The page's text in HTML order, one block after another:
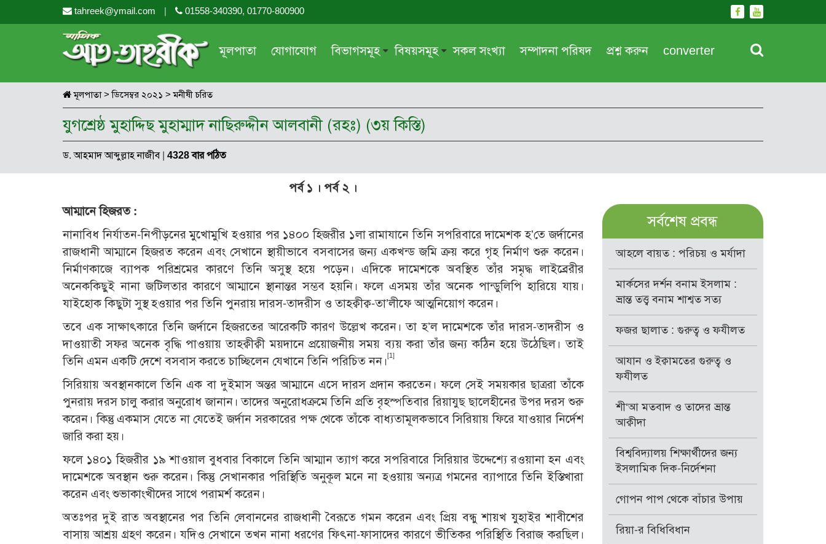
tahreek@ymail.com | 01558-340390, 01770-800900
মূলপাতা যোগাযোগ বিভাগসমূহ
দরসে কুরআন
সাময়িক প্রসঙ্গ
মহিলা অঙ্গন
আরও
বিষয়সমূহ
শিক্ষা ও সংস্কৃতি
তারবিয়াত
আরও
সকল সংখ্যা সম্পাদনা পরিষদ প্রশ্ন করুন converter
মূলপাতা> ডিসেম্বর ২০২১ > মনীষী চরিত
যুগশ্রেষ্ঠ মুহাদ্দিছ মুহাম্মাদ নাছিরুদ্দীন আলবানী (রহঃ) (৩য় কিস্তি)
ড. আহমাদ আব্দুল্লাহ নাজীব| 4328 বার পঠিত
পর্ব ১ । পর্ব ২ ।
আম্মানে হিজরত :
নানাবিধ নির্যাতন-নিপীড়নের মুখোমুখি হওয়ার পর ১৪০০ হিজরীর ১লা রামাযানে তিনি সপরিবারে দামেশক হ’তে জর্দানের
রাজধানী আম্মানে হিজরত করেন এবং সেখানে স্থায়ীভাবে বসবাসের জন্য একখন্ড জমি ক্রয় করে গৃহ নির্মাণ শুরু করেন।
নির্মাণকাজে ব্যাপক পরিশ্রমের কারণে তিনি অসুস্থ হয়ে পড়েন। এদিকে দামেশকে অবস্থিত তাঁর সমৃদ্ধ লাইব্রেরীর
অনেককিছুই নানা জটিলতার কারণে আম্মানে স্থানান্তর সম্ভব হয়নি। ফলে এসময় তাঁর অনেক পান্ডুলিপি হারিয়ে যায়।
যাইহোক কিছুটা সুস্থ হওয়ার পর তিনি পুনরায় দারস-তাদরীস ও তাহক্বীক্ব-তা’লীফে আত্মনিয়োগ করেন।
তবে এক সাক্ষাৎকারে তিনি জর্দানে হিজরতের আরেকটি কারণ উল্লেখ করেন। তা হ’ল দামেশকে তাঁর দারস-তাদরীস ও
দাওয়াতী সফর অনেক বৃদ্ধি পাওয়ায় তাহক্বীক্বী ময়দানে প্রয়োজনীয় সময় ব্যয় করা তাঁর জন্য কঠিন হয়ে উঠেছিল। তাই
তিনি এমন একটি দেশে বসবাস করতে চাচ্ছিলেন যেখানে তিনি পরিচিত নন।[1]
সিরিয়ায় অবস্থানকালে তিনি এক বা দুইমাস অন্তর আম্মানে এসে দারস প্রদান করতেন। ফলে সেই সময়কার ছাত্ররা তাঁকে
পুনরায় দরস চালু করার অনুরোধ জানান। তাদের অনুরোধক্রমে তিনি প্রতি বৃহস্পতিবার রিয়াযুছ ছালেহীনের উপর দরস শুরু
করেন। কিন্তু একমাস যেতে না যেতেই জর্দান সরকারের পক্ষ থেকে তাঁকে বাধ্যতামূলকভাবে সিরিয়ায় ফিরে যাওয়ার নির্দেশ
জারি করা হয়।
ফলে ১৪০১ হিজরীর ১৯ শাওয়াল বুধবার বিকালে তিনি আম্মান ত্যাগ করে সপরিবারে সিরিয়ার উদ্দেশ্যে রওয়ানা হন এবং
দামেশকে অবস্থান শুরু করেন। কিন্তু সেখানকার পরিস্থিতি অনুকূল মনে না হওয়ায় অন্যত্র গমনের ব্যাপারে তিনি ইস্তিখারা
করেন এবং শুভাকাংখীদের সাথে পরামর্শ করেন।
অতঃপর দুই রাত অবস্থানের পর তিনি লেবাননের রাজধানী বৈরূতে গমন করেন এবং প্রিয় বন্ধু শায়খ যুহাইর শাবীশের
বাসায় আশ্রয় গ্রহণ করেন। যদিও সেখানে তখন নানা ধরণের ফিৎনা-ফাসাদের কারণে ভীতিকর পরিস্থিতি বিরাজ করছিল।
সর্বশেষ প্রবন্ধ
আহলে বায়ত : পরিচয় ও মর্যাদা
মার্কসের দর্শন বনাম ইসলাম :
ভ্রান্ত তত্ত্ব বনাম শাশ্বত সত্য
ফজর ছালাত : গুরুত্ব ও ফযীলত
আযান ও ইক্বামতের গুরুত্ব ও
ফযীলত
শী‘আ মতবাদ ও তাদের ভ্রান্ত
আক্বীদা
বিশ্ববিদ্যালয় শিক্ষার্থীদের জন্য
ইসলামিক দিক-নির্দেশনা
গোপন পাপ থেকে বাঁচার উপায়
রিয়া-র বিধিবিধান